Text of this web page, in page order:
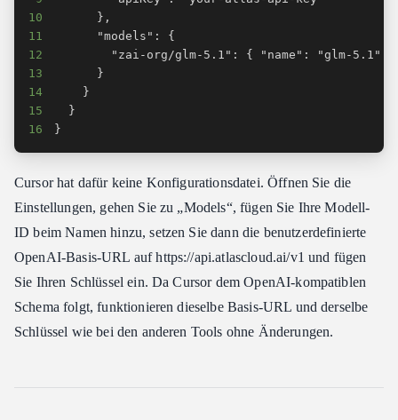
10
11
12
13
14
15
16
}
Cursor hat dafür keine Konfigurationsdatei. Öffnen Sie die
Einstellungen, gehen Sie zu „Models“, fügen Sie Ihre Modell-
ID beim Namen hinzu, setzen Sie dann die benutzerdefinierte
OpenAI-Basis-URL auf https:​//api.atlascloud.ai/v1 und fügen
Sie Ihren Schlüssel ein. Da Cursor dem OpenAI-kompatiblen
Schema folgt, funktionieren dieselbe Basis-URL und derselbe
Schlüssel wie bei den anderen Tools ohne Änderungen.